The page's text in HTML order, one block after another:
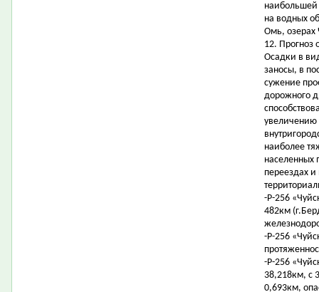
наибольшей
на водных
Омь,
12. Прогноз
Осадки в
заносы, в
сужение
дорожного
увеличению
наиболее
населенных
переездах
-Р-256
482км
-Р-256
-Р-256
38,218км, с
0,693км,